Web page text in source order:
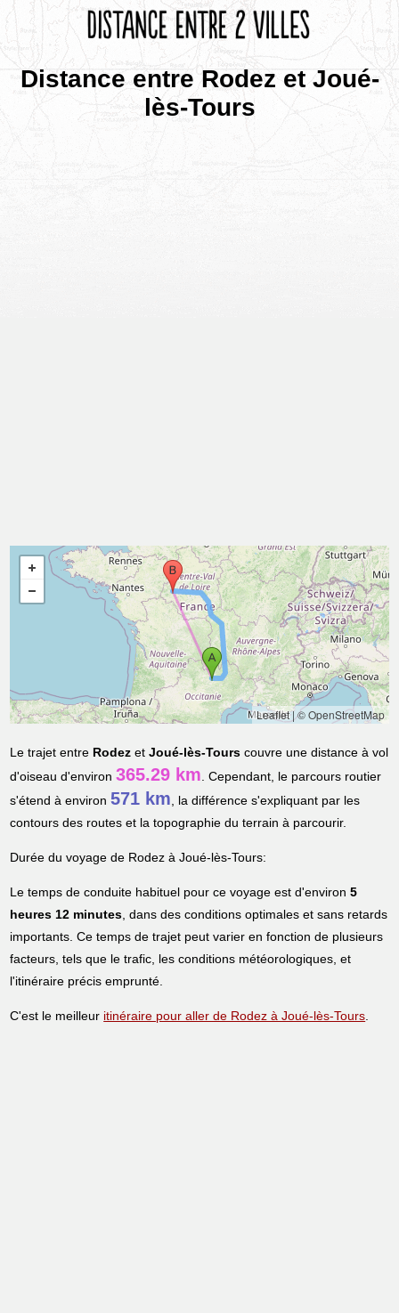
Distance entre Rodez et Joué-
lès-Tours
Leaflet|© OpenStreetMap
Le trajet entre Rodez etJoué-lès-Tours couvre une distance à vol
d'oiseau d'environ365.29 km. Cependant, le parcours routier
s'étend à environ571 km, la différence s'expliquant par les
contours des routes et la topographie du terrain à parcourir.
Durée du voyage de Rodez à Joué-lès-Tours:
Le temps de conduite habituel pour ce voyage est d'environ5
heures 12 minutes, dans des conditions optimales et sans retards
importants. Ce temps de trajet peut varier en fonction de plusieurs
facteurs, tels que le trafic, les conditions météorologiques, et
l'itinéraire précis emprunté.
C'est le meilleur itinéraire pour aller de Rodez à Joué-lès-Tours.